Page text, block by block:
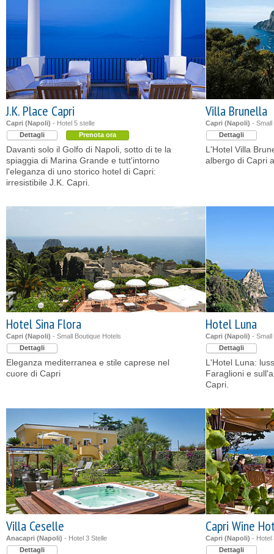
J.K. Place Capri
Capri (Napoli) - Hotel 5 stelle
Dettagli
Prenota ora
Davanti solo il Golfo di Napoli, sotto di te la
spiaggia di Marina Grande e tutt'intorno
l'eleganza di uno storico hotel di Capri:
irresistibile J.K. Capri.
Villa Brunella
Capri (Napoli) - Small
Dettagli
L'Hotel Villa
albergo di Capri
Hotel Sina Flora
Capri (Napoli) - Small Boutique Hotels
Dettagli
Eleganza mediterranea e stile caprese nel
cuore di Capri
Hotel Luna
Capri (Napoli) - Small
Dettagli
L'Hotel Luna:
Faraglioni e
Capri.
Villa Ceselle
Anacapri (Napoli) - Hotel 3 Stelle
Dettagli
Capri Wine
Capri (Napoli) - Hotel
Dettagli